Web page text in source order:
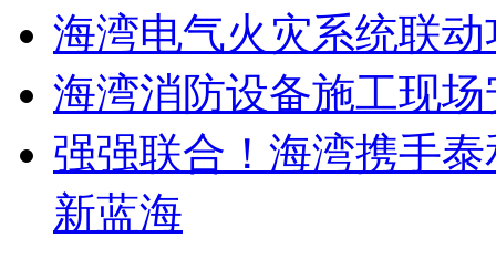
海湾电气火灾系统联
海湾消防设备施工现
强强联合！海湾携手
新蓝海